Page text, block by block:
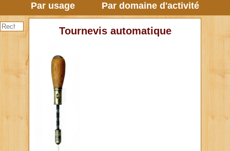
Par usage
Par domaine d'activité
Tournevis automatique